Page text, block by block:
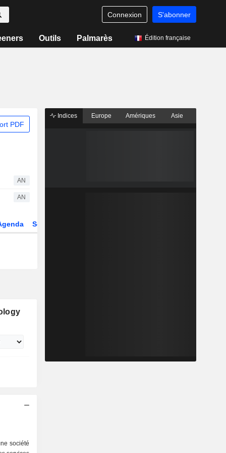
Connexion S'abonner
Outils Palmarès Édition française
PDF
AN
AN
Secteur
société
Indices Europe Amériques Asie